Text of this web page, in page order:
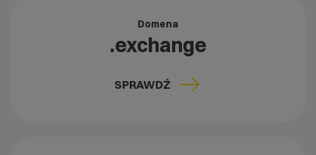
Domena
.exchange
SPRAWDŹ